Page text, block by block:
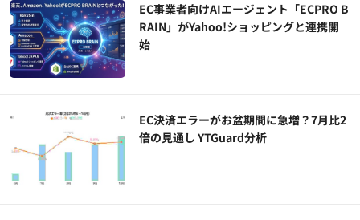
EC事業者向けAIエージェント「ECPRO B
RAIN」がYahoo!ショッピングと連携開
始
EC決済エラーがお盆期間に急増？7月比2
倍の見通し YTGuard分析